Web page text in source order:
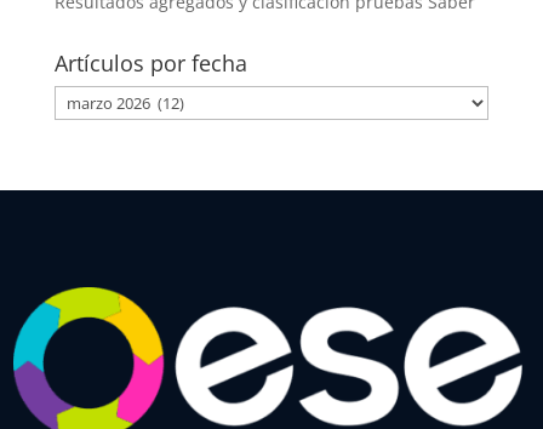
Artículos por fecha